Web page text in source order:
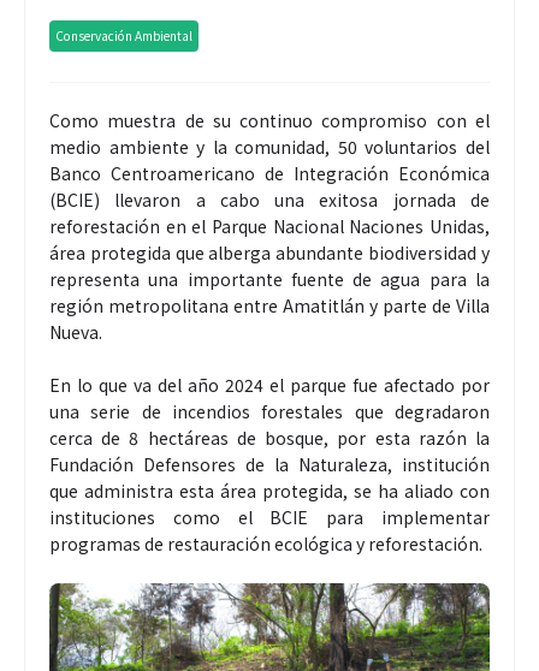
Conservación Ambiental
Como muestra de su continuo compromiso con el
medio ambiente y la comunidad, 50 voluntarios del
Banco Centroamericano de Integración Económica
(BCIE) llevaron a cabo una exitosa jornada de
reforestación en el Parque Nacional Naciones Unidas,
área protegida que alberga abundante biodiversidad y
representa una importante fuente de agua para la
región metropolitana entre Amatitlán y parte de Villa
Nueva.
En lo que va del año 2024 el parque fue afectado por
una serie de incendios forestales que degradaron
cerca de 8 hectáreas de bosque, por esta razón la
Fundación Defensores de la Naturaleza, institución
que administra esta área protegida, se ha aliado con
instituciones como el BCIE para implementar
programas de restauración ecológica y reforestación.